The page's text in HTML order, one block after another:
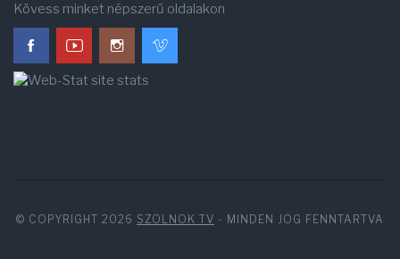
Kövess minket népszerű oldalakon
© COPYRIGHT 2026 SZOLNOK TV - MINDEN JOG FENNTARTVA